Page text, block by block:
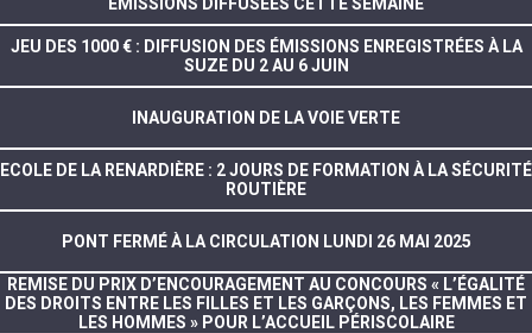
JEU DES 1000 € : DIFFUSION DES ÉMISSIONS ENREGISTRÉES À LA
SUZE DU 2 AU 6 JUIN
INAUGURATION DE LA VOIE VERTE
ECOLE DE LA RENARDIÈRE : 2 JOURS DE FORMATION À LA SÉCURITÉ
ROUTIÈRE
PONT FERMÉ À LA CIRCULATION LUNDI 26 MAI 2025
REMISE DU PRIX D’ENCOURAGEMENT AU CONCOURS « L’ÉGALITÉ
DES DROITS ENTRE LES FILLES ET LES GARÇONS, LES FEMMES ET
LES HOMMES » POUR L’ACCUEIL PÉRISCOLAIRE